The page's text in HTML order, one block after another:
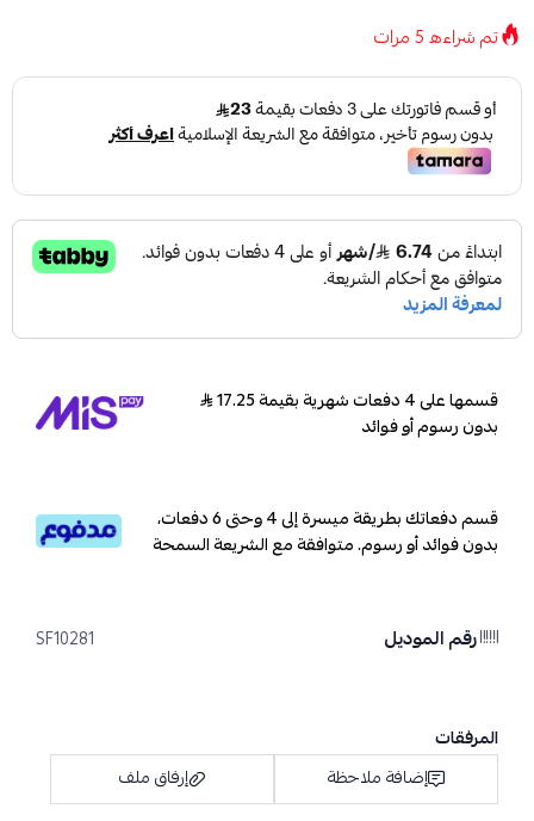
تم شراءه5مرات
قسمها على 4 دفعات شهرية بقيمة 17.25
بدون رسوم أو فوائد
قسم دفعاتك بطريقة ميسرة إلى 4 وحتى 6 دفعات،
بدون فوائد أو رسوم. متوافقة مع الشريعة السمحة
رقم الموديل SF10281
المرفقات
إضافة ملاحظة
إرفاق ملف